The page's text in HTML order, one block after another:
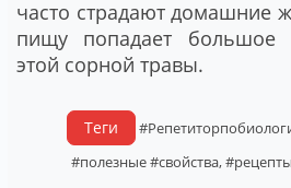
часто страдают домашние
пищу попадает большое
этой сорной травы.
Теги
#полезные#свойства,#рецепты